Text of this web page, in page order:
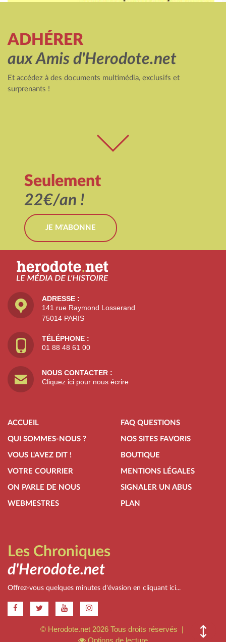
ADHÉRER
aux Amis d'Herodote.net
Et accédez à des documents multimédia, exclusifs et
surprenants !
Seulement
22€/an !
JE M'ABONNE
ADRESSE :
141 rue Raymond Losserand
75014 PARIS
TÉLÉPHONE :
01 88 48 61 00
NOUS CONTACTER :
Cliquez ici pour nous écrire
ACCUEIL
QUI SOMMES-NOUS ?
VOUS L'AVEZ DIT !
VOTRE COURRIER
ON PARLE DE NOUS
WEBMESTRES
FAQ QUESTIONS
NOS SITES FAVORIS
BOUTIQUE
MENTIONS LÉGALES
SIGNALER UN ABUS
PLAN
Les Chroniques
d'Herodote.net
Offrez-vous quelques minutes d'évasion en cliquant ici...
© Herodote.net 2026 Tous droits réservés |
Options de lecture